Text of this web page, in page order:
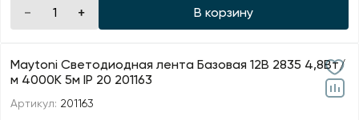
В корзину
Maytoni Светодиодная лента Базовая 12В 2835 4,8Вт/
м 4000K 5м IP 20 201163
Артикул: 201163